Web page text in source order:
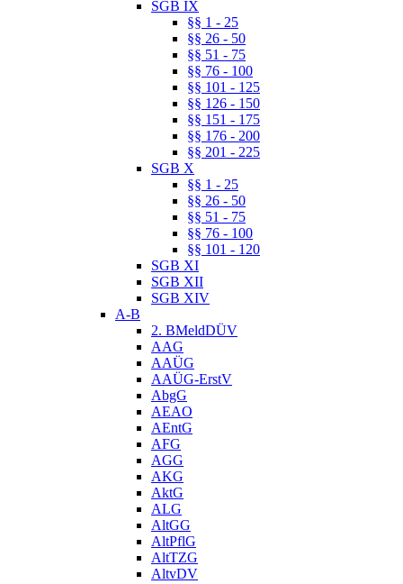
SGB IX
§§ 1 - 25
§§ 26 - 50
§§ 51 - 75
§§ 76 - 100
§§ 101 - 125
§§ 126 - 150
§§ 151 - 175
§§ 176 - 200
§§ 201 - 225
SGB X
§§ 1 - 25
§§ 26 - 50
§§ 51 - 75
§§ 76 - 100
§§ 101 - 120
SGB XI
SGB XII
SGB XIV
A-B
2. BMeldDÜV
AAG
AAÜG
AAÜG-ErstV
AbgG
AEAO
AEntG
AFG
AGG
AKG
AktG
ALG
AltGG
AltPflG
AltTZG
AltvDV